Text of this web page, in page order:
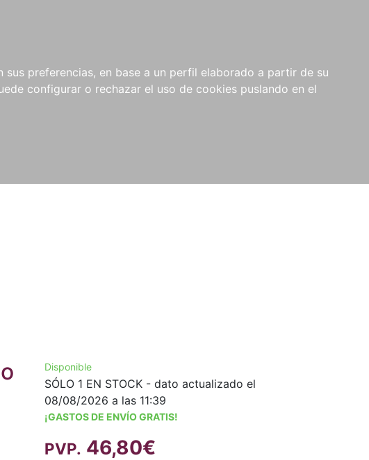
preferencias, en base a un perfil elaborado a partir de su
configurar o rechazar el uso de cookies puslando en el
NOVEDADES NOTICIAS
COMPRAS
INSTITUCIONALES
Disponible
SÓLO 1 EN STOCK - dato actualizado el
08/08/2026 a las 11:39
¡GASTOS DE ENVÍO GRATIS!
PVP. 46,80€